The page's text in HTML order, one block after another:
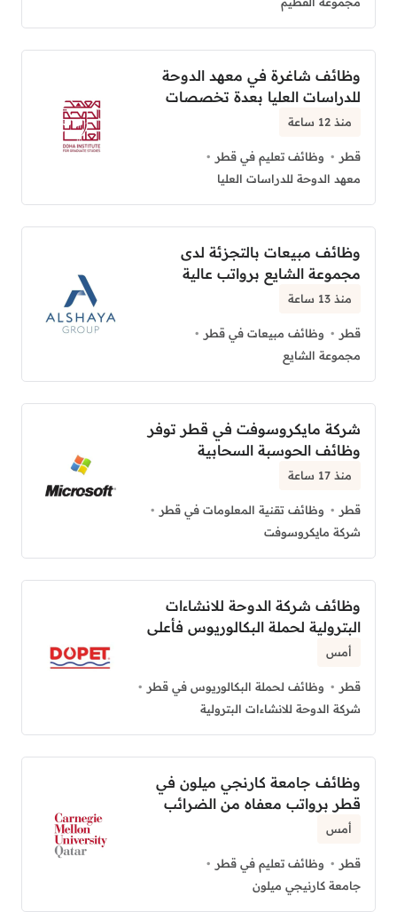
وظائف شاغرة في معهد الدوحة
للدراسات العليا بعدة تخصصات
منذ 12 ساعة
قطر
وظائف تعليم في قطر
معهد الدوحة للدراسات العليا
وظائف مبيعات بالتجزئة لدى
مجموعة الشايع برواتب عالية
منذ 13 ساعة
قطر
وظائف مبيعات في قطر
مجموعة الشايع
شركة مايكروسوفت في قطر توفر
وظائف الحوسبة السحابية
منذ 17 ساعة
قطر
وظائف تقنية المعلومات في قطر
شركة مايكروسوفت
وظائف شركة الدوحة للانشاءات
البترولية لحملة البكالوريوس فأعلى
أمس
قطر
وظائف لحملة البكالوريوس في قطر
شركة الدوحة للانشاءات البترولية
وظائف جامعة كارنجي ميلون في
قطر برواتب معفاه من الضرائب
أمس
قطر
وظائف تعليم في قطر
جامعة كارنيجي ميلون